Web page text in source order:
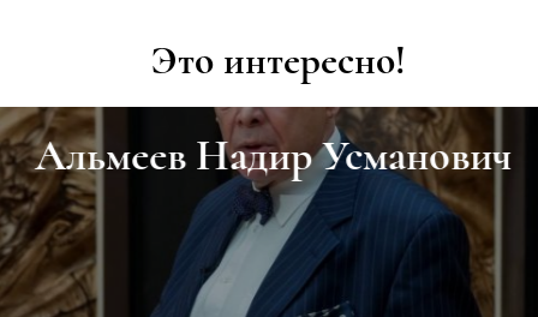
Это интересно!
Альмеев Надир Усманович